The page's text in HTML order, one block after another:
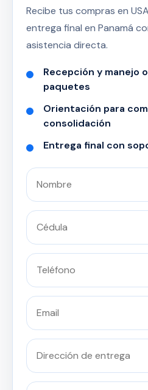
Recibe tus compras en
entrega final en Panamá
asistencia directa.
Recepción y manejo
paquetes
Orientación para
consolidación
Entrega final con